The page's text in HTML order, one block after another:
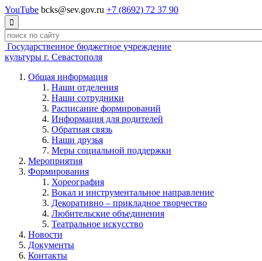
YouTube bcks@sev.gov.ru +7 (8692) 72 37 90

Государственное бюджетное учреждение
культуры г. Севастополя
Общая информация
Наши отделения
Наши сотрудники
Расписание формирований
Информация для родителей
Обратная связь
Наши друзья
Меры социальной поддержки
Мероприятия
Формирования
Хореография
Вокал и инструментальное направление
Декоративно – прикладное творчество
Любительские объединения
Театральное искусство
Новости
Документы
Контакты